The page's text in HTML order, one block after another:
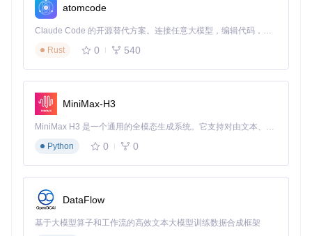
atomcode
Claude Code 的开源替代方案。连接任意大模型，编辑代码，运行命令，自动验证 — 全自动执行。用 Rust 构建，极致性能。 ｜ An open-source alternative to Claude Code. Connect any LLM, edit code, run commands, and verify changes — autonomously. Built in Rust for speed. Get Started
Rust
0 540
MiniMax-H3
MiniMax H3 是一个通用的全模态生成系统。它支持对由文本、图像、视频和音频组成的多模态上下文进行统一理解，并能生成分辨率高达 2K、时长可达 15 秒的带原生立体声音频的视频。得益于面向任务泛化的系统设计，H3 在预训练阶段就已具备广泛的多模态上下文理解与生成能力，能够出色地执行复杂的多模态指令。
Python
0 0
DataFlow
基于大模型算子和工作流的高效文本大模型训练数据合成框架